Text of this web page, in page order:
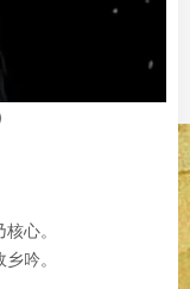
心。
吟。